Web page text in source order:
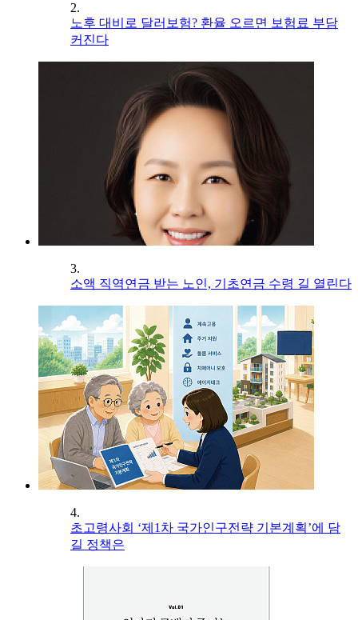
2.
노후 대비로 달러보험? 환율 오르면 보험료 부담
커진다
3.
소액 직역연금 받는 노인, 기초연금 수령 길 열린다
4.
초고령사회 ‘제1차 국가인구전략 기본계획’에 담
길 정책은